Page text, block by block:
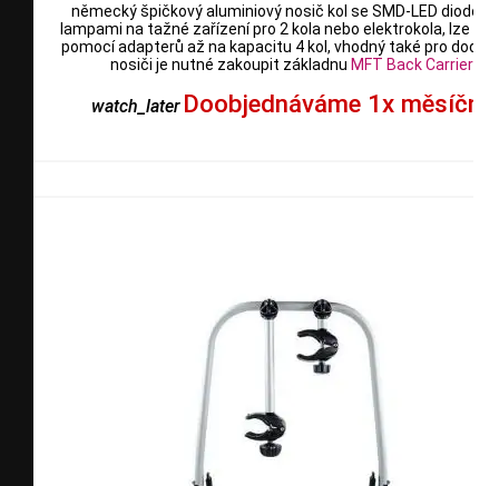
německý špičkový aluminiový nosič kol se SMD-LED
lampami na tažné zařízení pro 2 kola nebo elektrokola, lze
pomocí adapterů až na kapacitu 4 kol, vhodný také pro
nosiči je nutné zakoupit základnu MFT Back Carrier
watch_later Doobjednáváme 1x měsíčně